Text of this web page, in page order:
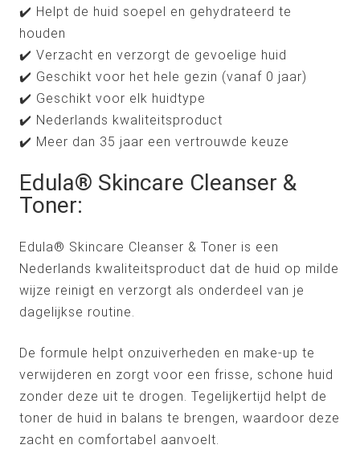
✔️ Helpt de huid soepel en gehydrateerd te
houden
✔️ Verzacht en verzorgt de gevoelige huid
✔️ Geschikt voor het hele gezin (vanaf 0 jaar)
✔️ Geschikt voor elk huidtype
✔️ Nederlands kwaliteitsproduct
✔️ Meer dan 35 jaar een vertrouwde keuze
Edula® Skincare Cleanser &
Toner:
Edula® Skincare Cleanser & Toner is een
Nederlands kwaliteitsproduct dat de huid op milde
wijze reinigt en verzorgt als onderdeel van je
dagelijkse routine.
De formule helpt onzuiverheden en make-up te
verwijderen en zorgt voor een frisse, schone huid
zonder deze uit te drogen. Tegelijkertijd helpt de
toner de huid in balans te brengen, waardoor deze
zacht en comfortabel aanvoelt.